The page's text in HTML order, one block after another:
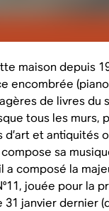
maison depuis
encombrée
de livres du
tous les murs,
d’art et antiquités
sa
a composé la
jouée pour la
31 janvier dernier